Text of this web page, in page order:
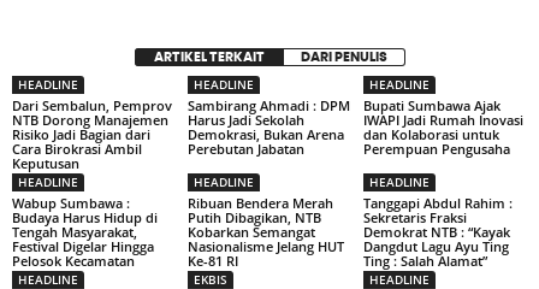
ARTIKEL TERKAIT DARI PENULIS
HEADLINE
Dari Sembalun, Pemprov
NTB Dorong Manajemen
Risiko Jadi Bagian dari
Cara Birokrasi Ambil
Keputusan
HEADLINE
Sambirang Ahmadi : DPM
Harus Jadi Sekolah
Demokrasi, Bukan Arena
Perebutan Jabatan
HEADLINE
Bupati Sumbawa Ajak
IWAPI Jadi Rumah Inovasi
dan Kolaborasi untuk
Perempuan Pengusaha
HEADLINE
Wabup Sumbawa :
Budaya Harus Hidup di
Tengah Masyarakat,
Festival Digelar Hingga
Pelosok Kecamatan
HEADLINE
Ribuan Bendera Merah
Putih Dibagikan, NTB
Kobarkan Semangat
Nasionalisme Jelang HUT
Ke-81 RI
HEADLINE
Tanggapi Abdul Rahim :
Sekretaris Fraksi
Demokrat NTB : “Kayak
Dangdut Lagu Ayu Ting
Ting : Salah Alamat”
HEADLINE EKBIS HEADLINE